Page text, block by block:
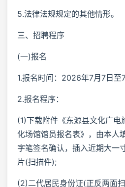
5.法律法规规定的其他情形。
三、招聘程序
(一)报名
1.报名时间：2026年7月7日至7
2.报名程序：
(1)下载附件《东源县文化广电
化场馆馆员报名表》，由本人
字笔签名确认，插入近期大一
片(扫描件);
(2)二代居民身份证(正反两面